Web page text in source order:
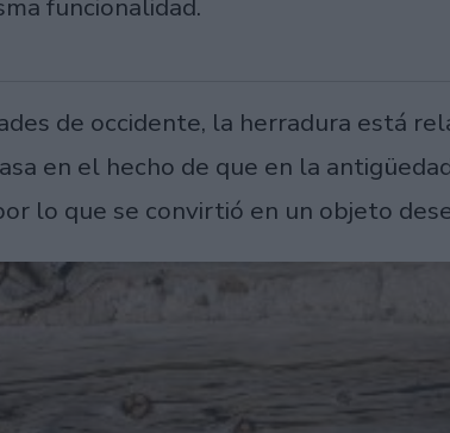
funcionalidad.
de occidente, la herradura está
en el hecho de que en la
lo que se convirtió en un objeto